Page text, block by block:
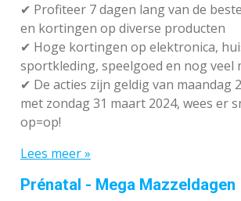
✔ Profiteer 7 dagen lang van de
en kortingen op diverse producten
✔ Hoge kortingen op elektronica,
sportkleding, speelgoed en nog veel
✔ De acties zijn geldig van maandag
met zondag 31 maart 2024, wees er
op=op!
Lees meer »
Prénatal - Mega Mazzeldagen